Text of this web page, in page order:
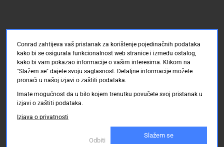
Conrad zahtijeva vaš pristanak za korištenje pojedinačnih podataka
kako bi se osigurala funkcionalnost web stranice i između ostalog,
kako bi vam pokazao informacije o vašim interesima. Klikom na
"Slažem se" dajete svoju saglasnost. Detaljne informacije možete
pronaći u našoj izjavi o zaštiti podataka.
Imate mogućnost da u bilo kojem trenutku povučete svoj pristanak u
izjavi o zaštiti podataka.
Izjava o privatnosti
Odbiti
Slažem se